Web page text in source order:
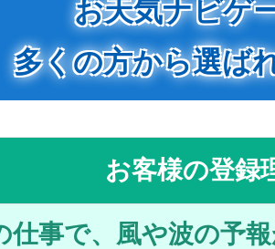
お天気ナビゲ
多くの方から選ば
お客様の登録
仕事で、風や波の予